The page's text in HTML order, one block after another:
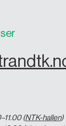
(NTK-hallen)